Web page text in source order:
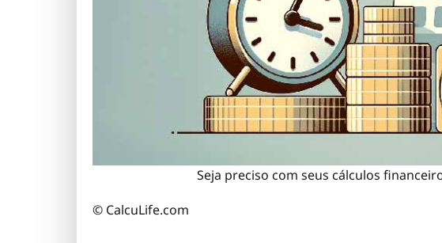
Seja preciso com seus cálculos
© CalcuLife.com